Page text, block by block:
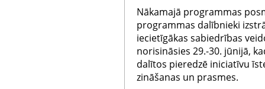
Nākamajā programmas
programmas dalībnieki
iecietīgākas sabiedrības
norisināsies 29.-30. jūnijā,
dalītos pieredzē iniciatīvu
zināšanas un prasmes.